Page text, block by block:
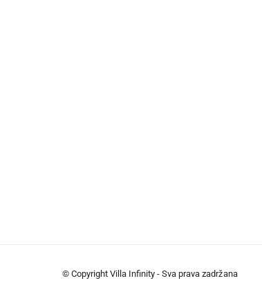
© Copyright Villa Infinity - Sva prava zadržana